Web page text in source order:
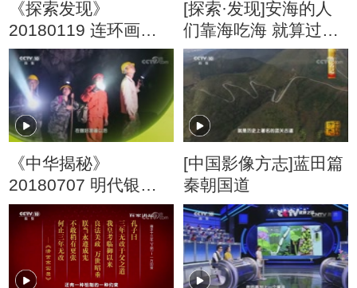
《探索发现》
20180119 连环画传
奇（二）双绝
[探索·发现]安海的人
们靠海吃海 就算过年
也吃平时吃的海鲜
《中华揭秘》
20180707 明代银矿
遗址寻踪
[中国影像方志]蓝田篇
秦朝国道